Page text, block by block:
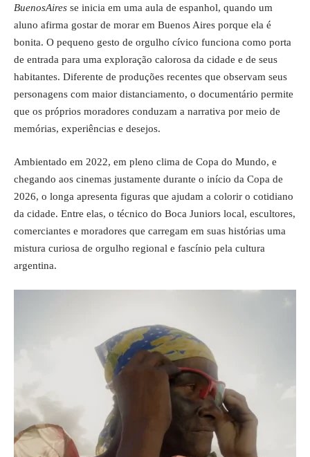
BuenosAires se inicia em uma aula de espanhol, quando um
aluno afirma gostar de morar em Buenos Aires porque ela é
bonita. O pequeno gesto de orgulho cívico funciona como porta
de entrada para uma exploração calorosa da cidade e de seus
habitantes. Diferente de produções recentes que observam seus
personagens com maior distanciamento, o documentário permite
que os próprios moradores conduzam a narrativa por meio de
memórias, experiências e desejos.
Ambientado em 2022, em pleno clima de Copa do Mundo, e
chegando aos cinemas justamente durante o início da Copa de
2026, o longa apresenta figuras que ajudam a colorir o cotidiano
da cidade. Entre elas, o técnico do Boca Juniors local, escultores,
comerciantes e moradores que carregam em suas histórias uma
mistura curiosa de orgulho regional e fascínio pela cultura
argentina.